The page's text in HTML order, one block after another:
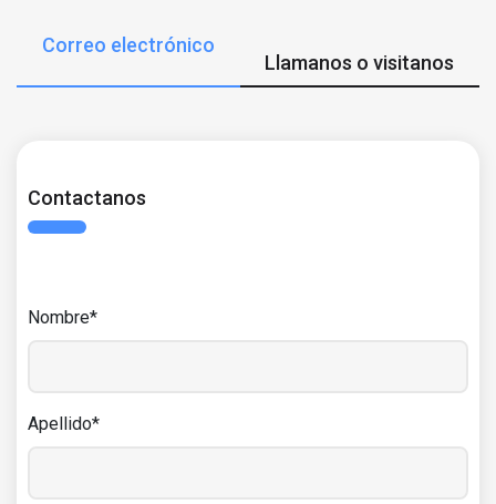
Correo electrónico
Llamanos o visitanos
Contactanos
Nombre*
Apellido*